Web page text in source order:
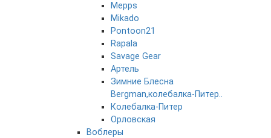
Mepps
Mikado
Pontoon21
Rapala
Savage Gear
Артель
Зимние Блесна
Bergman,колебалка-Питер..
Колебалка-Питер
Орловская
Воблеры